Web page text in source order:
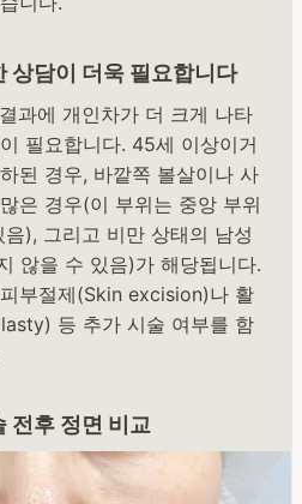
상담이 더욱 필요합니다
과에 개인차가 더 크게 나타
필요합니다. 45세 이상이거
된 경우, 바깥쪽 볼살이나 사
은 경우(이 부위는 중앙 부위
), 그리고 비만 상태의 남성
않을 수 있음)가 해당됩니다.
부절제(Skin excision)나 활
등 추가 시술 여부를 함
전후 정면 비교